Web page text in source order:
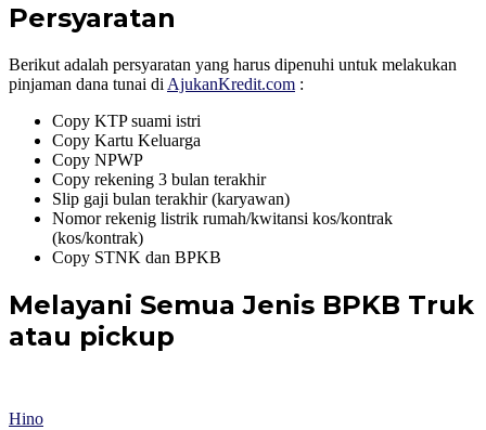
Persyaratan
Berikut adalah persyaratan yang harus dipenuhi untuk melakukan
pinjaman dana tunai di AjukanKredit.com :
Copy KTP suami istri
Copy Kartu Keluarga
Copy NPWP
Copy rekening 3 bulan terakhir
Slip gaji bulan terakhir (karyawan)
Nomor rekenig listrik rumah/kwitansi kos/kontrak
(kos/kontrak)
Copy STNK dan BPKB
Melayani Semua Jenis BPKB Truk
atau pickup
Hino